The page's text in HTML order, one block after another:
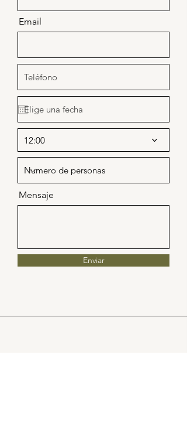
Email
12:00
Mensaje
Enviar